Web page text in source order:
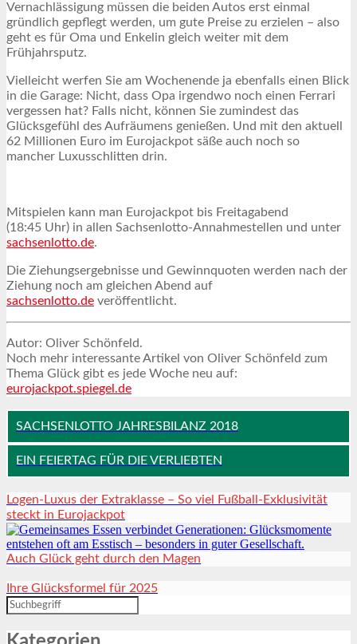
Vernachlässigung müssen die beiden Autos erst einmal
gründlich gepflegt werden, um gute Preise zu erzielen – also
geht es für Oma und Enkelin gleich weiter mit dem
Frühjahrsputz.
Vielleicht werfen Sie am Wochenende ja ebenfalls einen Blick
in die Garage: Nicht, dass Opa irgendwo noch einen Ferrari
vergessen hat? Falls nicht, können Sie zumindest das
Glücksgefühl des Aufräumens genießen. Und mit den aktuell
62 Millionen Euro im Eurojackpot säße auch noch so
mancher Luxusschlitten drin.
Mitspielen kann man Eurojackpot bis Freitagabend
(18:45 Uhr) in allen Sachsenlotto-Annahmestellen und unter
sachsenlotto.de.
Die Ziehungsergebnisse und Gewinnquoten werden nach der
Ziehung noch am gleichen Abend auf
sachsenlotto.de veröffentlicht.
Autor: Oliver Schönfeld.
Noch mehr interessante Artikel von Oliver Schönfeld zum
Thema Glück gibt es jede Woche neu auf:
eurojackpot.spiegel.de
SACHSENLOTTO JAHRESBILANZ 2018
EIN FEIERTAG FÜR DIE VERLIEBTEN
Logen-Luxus der Extraklasse – So viel Fußball-Exklusivität
steckt in Eurojackpot
Auch Glück geht durch den Magen
Ihre Glücksformel für 2025